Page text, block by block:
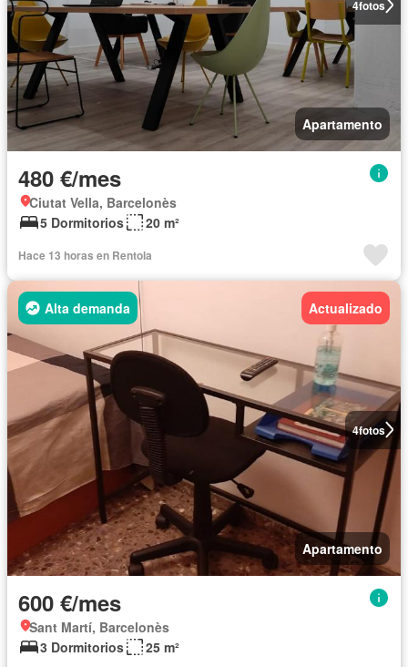
4fotos
Apartamento
480 €/mes
Ciutat Vella, Barcelonès
5 Dormitorios
20 m²
Hace 13 horas en Rentola
4fotos
Alta demanda Actualizado
Apartamento
600 €/mes
Sant Martí, Barcelonès
3 Dormitorios
25 m²